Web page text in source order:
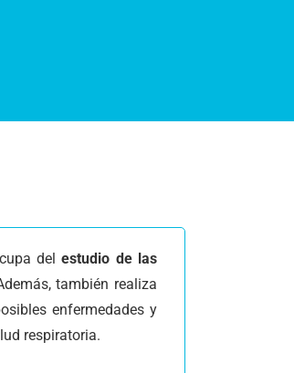
delestudio de las
también realiza
enfermedades y
respiratoria.